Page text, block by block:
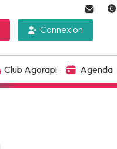
Connexion
Club Agorapi Agenda